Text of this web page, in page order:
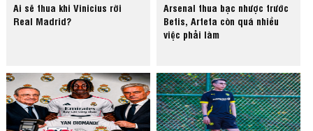
Ai sẽ thua khi Vinicius rời
Real Madrid?
Arsenal thua bạc nhược trước
Betis, Arteta còn quá nhiều
việc phải làm